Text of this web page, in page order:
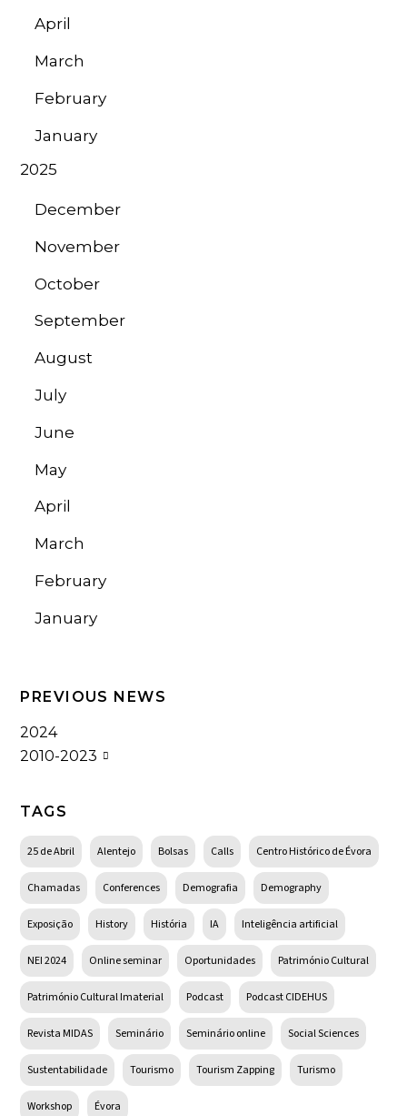
April
March
February
January
2025
December
November
October
September
August
July
June
May
April
March
February
January
PREVIOUS NEWS
2024
2010-2023
TAGS
25 de Abril Alentejo Bolsas Calls Centro Histórico de Évora
Chamadas Conferences Demografia Demography
Exposição History História IA Inteligência artificial
NEI 2024 Online seminar Oportunidades Património Cultural
Património Cultural Imaterial Podcast Podcast CIDEHUS
Revista MIDAS Seminário Seminário online Social Sciences
Sustentabilidade Tourismo Tourism Zapping Turismo
Workshop Évora